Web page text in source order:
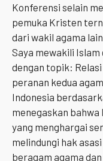
Konferensi selain
pemuka Kristen
dari wakil agama
Saya mewakili
dengan topik:
peranan kedua
Indonesia
menegaskan
yang menghargai
melindungi hak
beragam agama